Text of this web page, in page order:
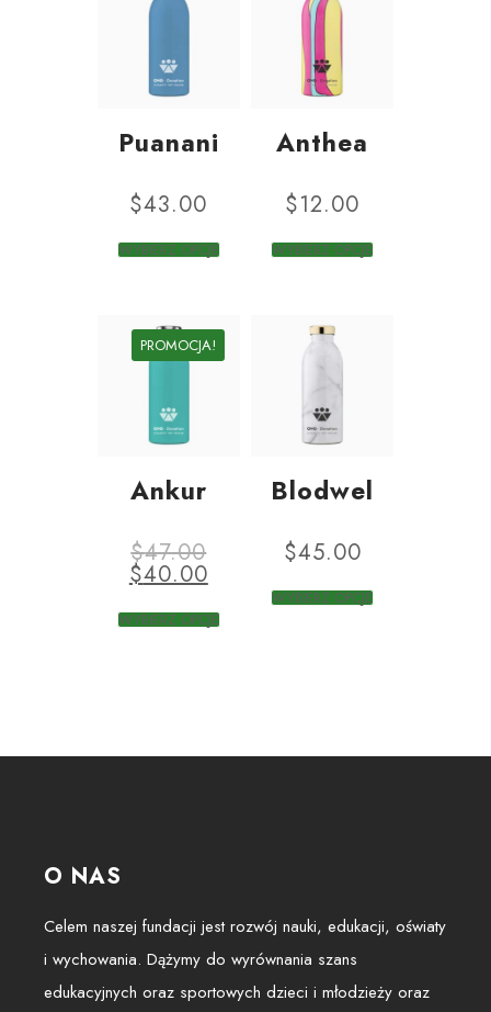
Puanani
$43.00
WYBIERZ OPCJE
Anthea
$12.00
WYBIERZ OPCJE
PROMOCJA!
Ankur
$47.00
$40.00
WYBIERZ OPCJE
Blodwel
$45.00
WYBIERZ OPCJE
O NAS
Celem naszej fundacji jest rozwój nauki, edukacji, oświaty
i wychowania. Dążymy do wyrównania szans
edukacyjnych oraz sportowych dzieci i młodzieży oraz